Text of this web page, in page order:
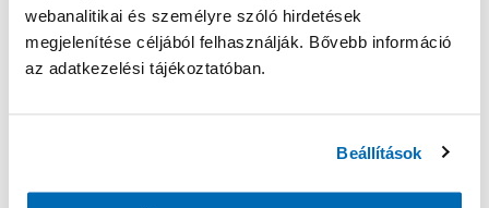
webanalitikai és személyre szóló hirdetések
megjelenítése céljából felhasználják. Bővebb információ
az adatkezelési tájékoztatóban.
Beállítások